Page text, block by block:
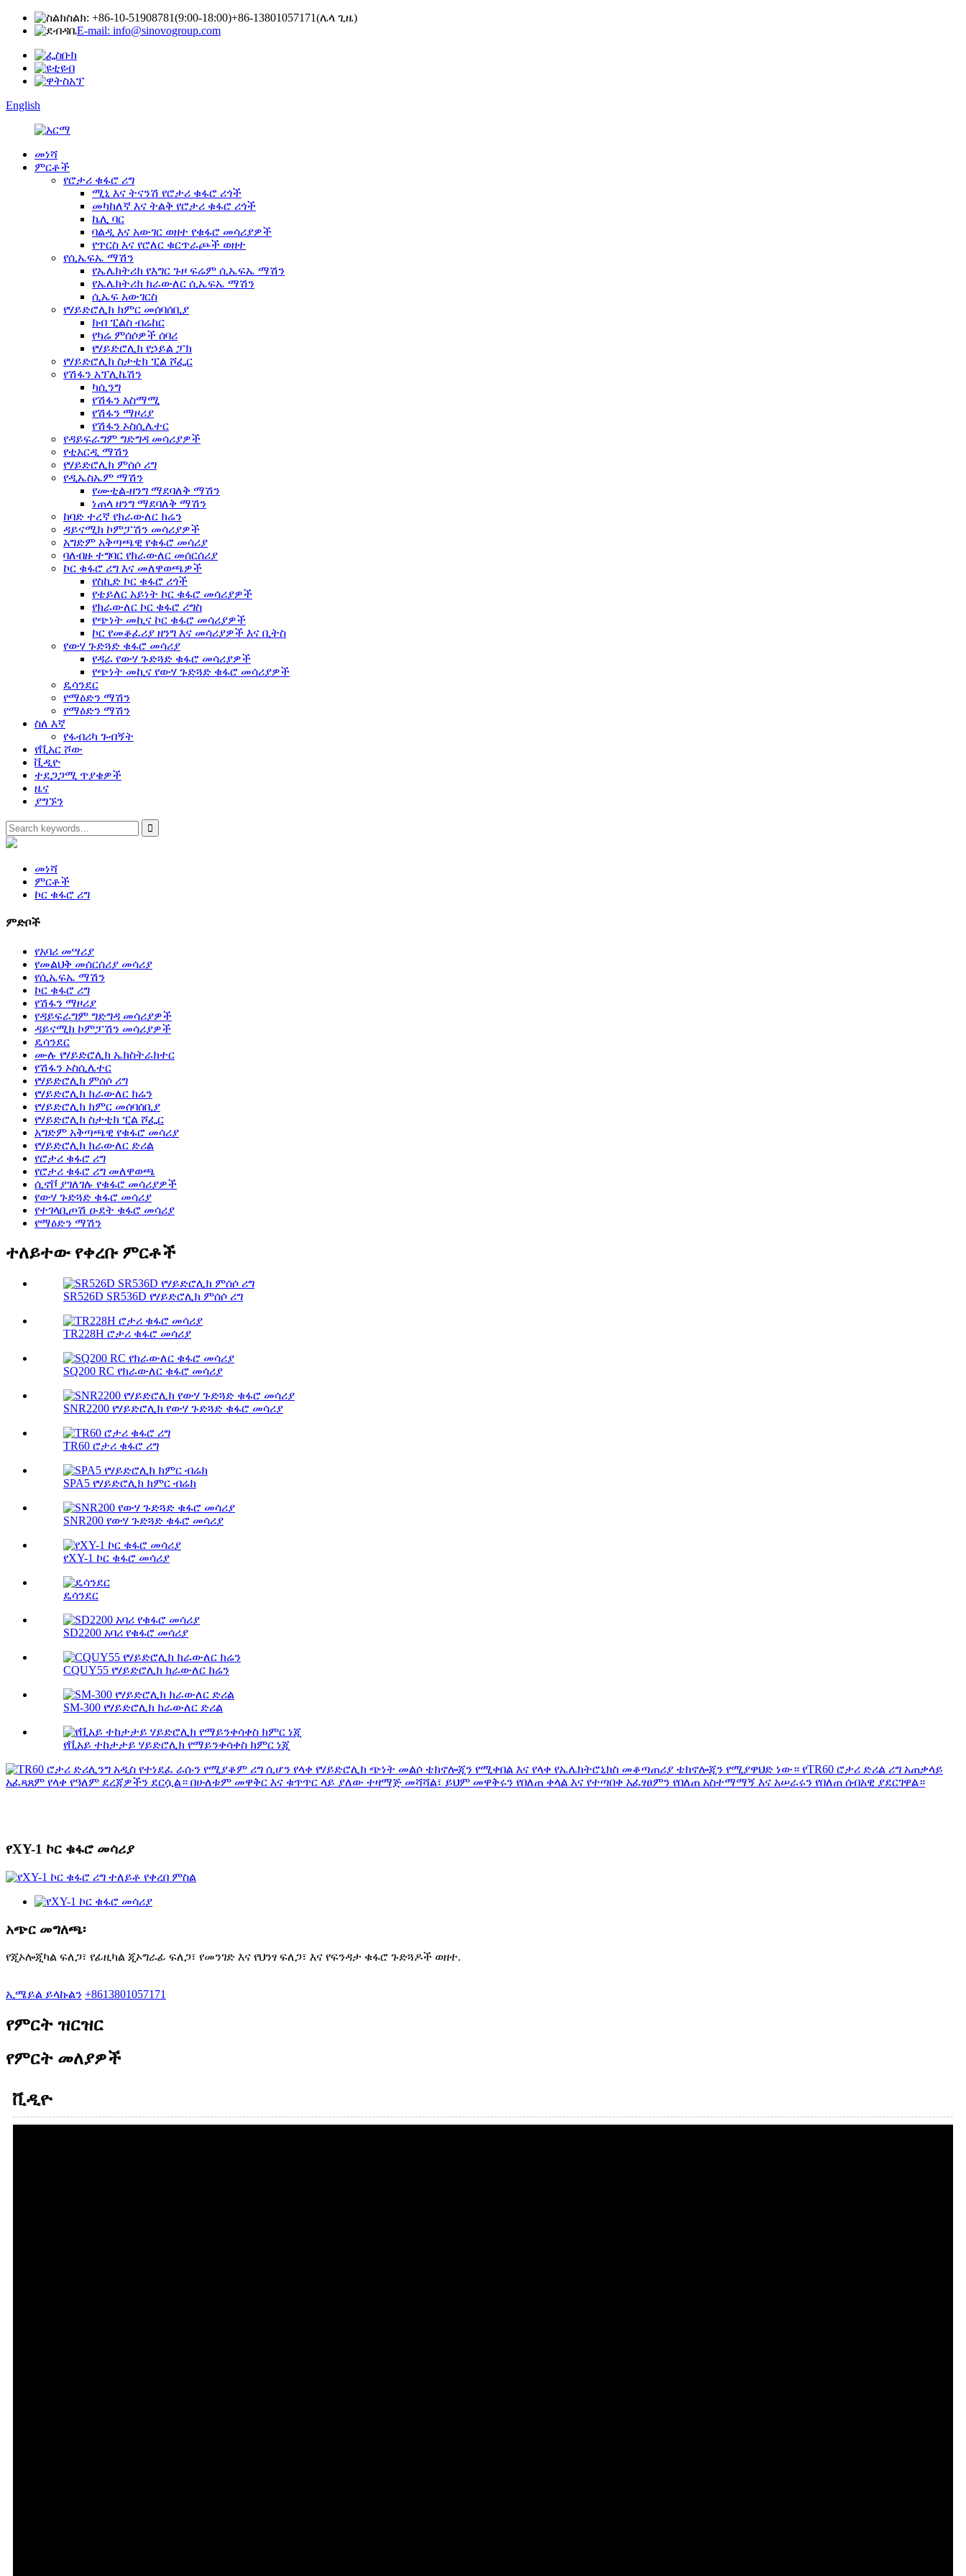
ስልክ: +86-10-51908781(9:00-18:00)+86-13801057171(ሌላ ጊዜ)
E-mail: info@sinovogroup.com
English
መነሻ
ምርቶች
የሮታሪ ቁፋሮ ሪግ
ሚኒ እና ትናንሽ የሮታሪ ቁፋሮ ሪጎች
መካከለኛ እና ትልቅ የሮታሪ ቁፋሮ ሪጎች
ኬሊ ባር
ባልዲ እና አውገር ወዘተ የቁፋሮ መሳሪያዎች
የጥርስ እና የሮለር ቁርጥራጮች ወዘተ
የሲኤፍኤ ማሽን
የኤሌክትሪክ የእግር ጉዞ ፍሬም ሲኤፍኤ ማሽን
የኤሌክትሪክ ክራውለር ሲኤፍኤ ማሽን
ሲኤፍ አውገርስ
የሃይድሮሊክ ክምር መሰባሰቢያ
ክብ ፒልስ ብሬከር
የካሬ ምሰሶዎች ሰባሪ
የሃይድሮሊክ የኃይል ፓክ
የሃይድሮሊክ ስታቲክ ፒል ሾፌር
የሽፋን አፕሊኬሽን
ካሲንግ
የሽፋን አስማሚ
የሽፋን ማዞሪያ
የሽፋን ኦስሲሌተር
የዳይፍራግም ግድግዳ መሳሪያዎች
የቲአርዲ ማሽን
የሃይድሮሊክ ምሰሶ ሪግ
የዲኤስኤም ማሽን
የሙቲል-ዘንግ ማደባለቅ ማሽን
ነጠላ ዘንግ ማደባለቅ ማሽን
ከባድ ተረኛ የክራውለር ክሬን
ዳይናሚክ ኮምፓሽን መሳሪያዎች
አግድም አቅጣጫዊ የቁፋሮ መሳሪያ
ባለብዙ ተግባር የክራውለር መሰርሰሪያ
ኮር ቁፋሮ ሪግ እና መለዋወጫዎች
የስኪድ ኮር ቁፋሮ ሪጎች
የቴይለር አይነት ኮር ቁፋሮ መሳሪያዎች
የክራውለር ኮር ቁፋሮ ሪግስ
የጭነት መኪና ኮር ቁፋሮ መሳሪያዎች
ኮር የመቆፈሪያ ዘንግ እና መሳሪያዎች እና ቢትስ
የውሃ ጉድጓድ ቁፋሮ መሳሪያ
የዳራ የውሃ ጉድጓድ ቁፋሮ መሳሪያዎች
የጭነት መኪና የውሃ ጉድጓድ ቁፋሮ መሳሪያዎች
ዴሳንደር
የማዕድን ማሽን
የማዕድን ማሽን
ስለ እኛ
የፋብሪካ ጉብኝት
የቪአር ሾው
ቪዲዮ
ተደጋጋሚ ጥያቄዎች
ዜና
ያግኙን
መነሻ
ምርቶች
ኮር ቁፋሮ ሪግ
ምድቦች
የአባሪ መሣሪያ
የመልህቅ መሰርሰሪያ መሳሪያ
የሲኤፍኤ ማሽን
ኮር ቁፋሮ ሪግ
የሽፋን ማዞሪያ
የዳይፍራግም ግድግዳ መሳሪያዎች
ዳይናሚክ ኮምፓሽን መሳሪያዎች
ዴሳንደር
ሙሉ የሃይድሮሊክ ኤክስትራክተር
የሽፋን ኦስሲሌተር
የሃይድሮሊክ ምሰሶ ሪግ
የሃይድሮሊክ ክራውለር ክሬን
የሃይድሮሊክ ክምር መሰባሰቢያ
የሃይድሮሊክ ስታቲክ ፒል ሾፌር
አግድም አቅጣጫዊ የቁፋሮ መሳሪያ
የሃይድሮሊክ ክራውለር ድሪል
የሮታሪ ቁፋሮ ሪግ
የሮታሪ ቁፋሮ ሪግ መለዋወጫ
ሲኖቮ ያገለገሉ የቁፋሮ መሳሪያዎች
የውሃ ጉድጓድ ቁፋሮ መሳሪያ
የተገላቢጦሽ ዑደት ቁፋሮ መሳሪያ
የማዕድን ማሽን
ተለይተው የቀረቡ ምርቶች
SR526D SR536D የሃይድሮሊክ ምሰሶ ሪግ
TR228H ሮታሪ ቁፋሮ መሳሪያ
SQ200 RC የክራውለር ቁፋሮ መሳሪያ
SNR2200 የሃይድሮሊክ የውሃ ጉድጓድ ቁፋሮ መሳሪያ
TR60 ሮታሪ ቁፋሮ ሪግ
SPA5 የሃይድሮሊክ ክምር ብሬክ
SNR200 የውሃ ጉድጓድ ቁፋሮ መሳሪያ
የXY-1 ኮር ቁፋሮ መሳሪያ
ዴሳንደር
SD2200 አባሪ የቁፋሮ መሳሪያ
CQUY55 የሃይድሮሊክ ክራውለር ክሬን
SM-300 የሃይድሮሊክ ክራውለር ድሪል
የቪአይ ተከታታይ ሃይድሮሊክ የማይንቀሳቀስ ክምር ነጂ
የXY-1 ኮር ቁፋሮ መሳሪያ
አጭር መግለጫ፡
የጂኦሎጂካል ፍለጋ፣ የፊዚካል ጂኦግራፊ ፍለጋ፣ የመንገድ እና የህንፃ ፍለጋ፣ እና የፍንዳታ ቁፋሮ ጉድጓዶች ወዘተ.
ኢሜይል ይላኩልን +8613801057171
የምርት ዝርዝር
የምርት መለያዎች
ቪዲዮ